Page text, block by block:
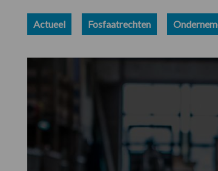
Actueel Fosfaatrechten